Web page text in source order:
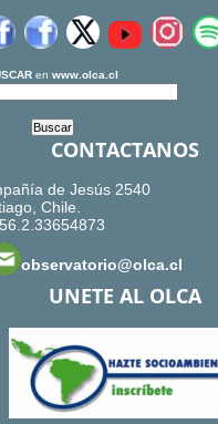
en www.olca.cl
CONTACTANOS
de Jesús 2540
Chile.
observatorio@olca.cl
UNETE AL OLCA